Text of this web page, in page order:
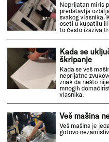
Neprijatan miris
predstavlja
svakog vlasnika.
oseti u kupatilu
to često izaziva
Kada se
škripanje
Kada se veš
neprijatne
znak da nešto
mnogih
vlasnika.
Veš mašina
Veš mašina je
gotovo